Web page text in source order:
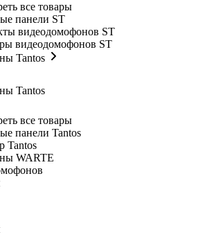
все товары
панели ST
видеодомофонов ST
видеодомофонов ST
Tantos
Tantos
все товары
панели Tantos
Tantos
WARTE